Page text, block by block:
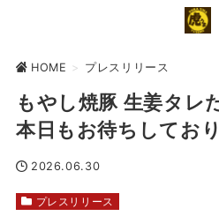
HOME > プレスリリース
もやし焼豚 生姜タレ
本日もお待ちしてお
2026.06.30
プレスリリース